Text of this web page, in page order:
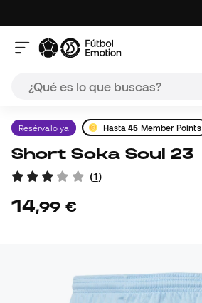
Resérvalo ya Hasta45 Member Points
Short Soka Soul 23
(1)
14,99 €